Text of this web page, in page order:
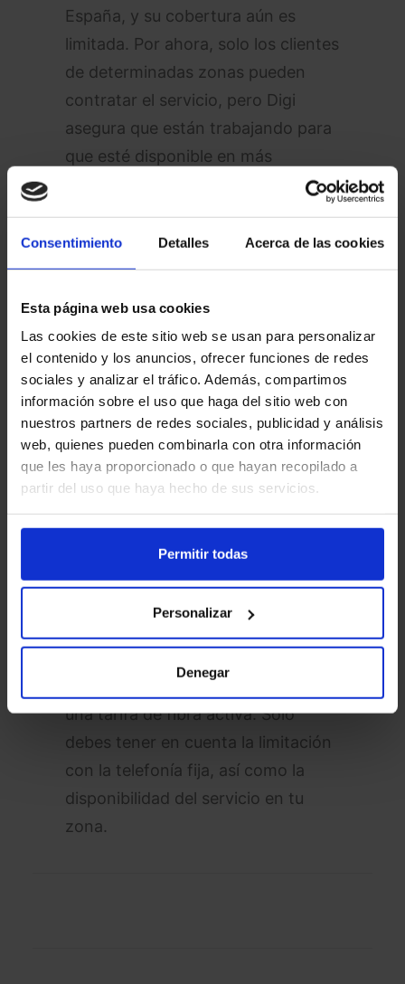
Consentimiento Detalles Acerca de las cookies
Esta página web usa cookies
Las cookies de este sitio web se usan para personalizar
el contenido y los anuncios, ofrecer funciones de redes
sociales y analizar el tráfico. Además, compartimos
información sobre el uso que haga del sitio web con
nuestros partners de redes sociales, publicidad y análisis
web, quienes pueden combinarla con otra información
que les haya proporcionado o que hayan recopilado a
partir del uso que haya hecho de sus servicios.
Permitir todas
Personalizar
Denegar
España, y su cobertura aún es
limitada. Por ahora, solo los clientes
de determinadas zonas pueden
contratar el servicio, pero Digi
asegura que están trabajando para
que esté disponible en más
durante los primeros meses de
2025veamos un aumento
significativo en las áreas
compatibles. Hasta entonces, te
recomendamos que consultes con
la operadora si tu domicilio está
dentro de las zonas habilitadas.
equipos, siempre y cuando tengas
una tarifa de fibra activa. Solo
debes tener en cuenta la limitación
con la telefonía fija, así como la
disponibilidad del servicio en tu
zona.